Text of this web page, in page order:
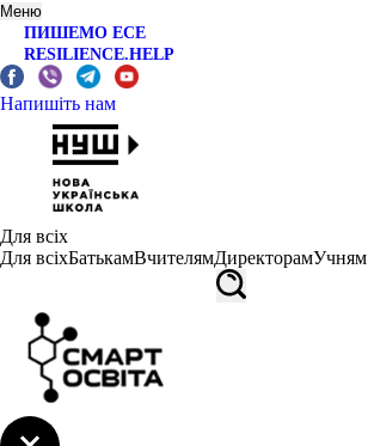
Меню
ПИШЕМО ЕСЕ
RESILIENCE.HELP
Напишіть нам
Для всіх
Для всіхБатькамВчителямДиректорамУчням